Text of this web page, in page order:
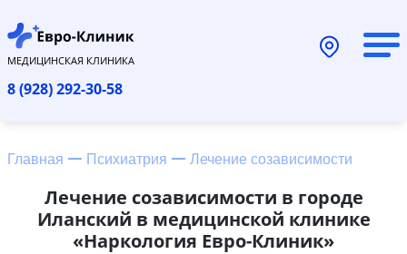
МЕДИЦИНСКАЯ КЛИНИКА
8 (928) 292-30-58
Главная Психиатрия Лечение созависимости
Лечение созависимости в городе
Иланский в медицинской клинике
«Наркология Евро-Клиник»